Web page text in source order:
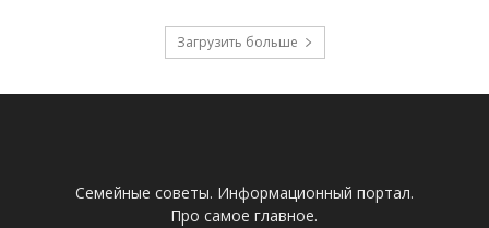
Загрузить больше
Семейные советы. Информационный портал.
Про самое главное.